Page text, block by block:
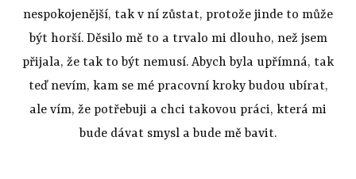
nespokojenější, tak v ní zůstat, protože jinde to může
být horší. Děsilo mě to a trvalo mi dlouho, než jsem
přijala, že tak to být nemusí. Abych byla upřímná, tak
teď nevím, kam se mé pracovní kroky budou ubírat,
ale vím, že potřebuji a chci takovou práci, která mi
bude dávat smysl a bude mě bavit.